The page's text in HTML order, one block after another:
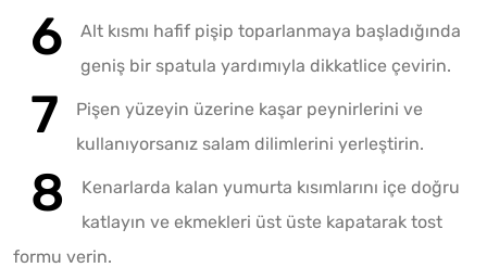
Alt kısmı hafif pişip toparlanmaya başladığında
geniş bir spatula yardımıyla dikkatlice çevirin.
Pişen yüzeyin üzerine kaşar peynirlerini ve
kullanıyorsanız salam dilimlerini yerleştirin.
Kenarlarda kalan yumurta kısımlarını içe doğru
katlayın ve ekmekleri üst üste kapatarak tost
formu verin.